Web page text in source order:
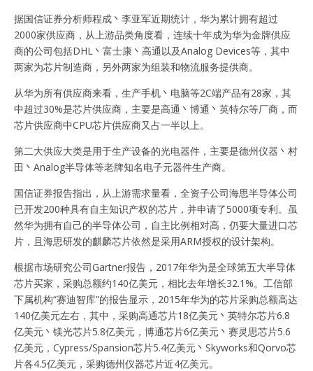
据国信证券分析师程成丶李亚军近期统计，华为累计拥有超过
2000家供应商，从上游品类角度看，连续十年成为华为金牌供应
商的公司包括DHL丶富士康丶高通以及Analog Devices等，其中
两家为芯片制造商，另外两家为组装和物流服务提供商。
从华为所有供应商来看，生产手机丶电脑等2C端产品有28家，其
中超过30%是芯片供应商，主要是高通丶博通丶英特尔等厂商，而
芯片供应商中CPU芯片供应商又占一半以上。
第二大供应大类是用于生产设备的光电器件，主要是德州仪器丶村
田丶Analog半导体等老牌知名电子元器件生产商。
国信证券报告指出，从上游需求量看，全资子公司海思半导体公司
已开发200种具有自主知识产权的芯片，并申请了5000项专利。虽
然华为拥有自己的半导体公司，自主比例相对高，仍要大量进口芯
片，且海思研发的麒麟芯片依然是采用ARM授权的设计架构。
根据市场研究公司Gartner报告，2017年华为是全球第五大半导体
芯片买家，采购总额约140亿美元，相比去年增长32.1%。工信部
下属机构“赛迪智库”的报告显示，2015年华为的芯片采购总额高达
140亿美元左右，其中，采购高通芯片18亿美元丶英特尔芯片6.8
亿美元丶镁光芯片5.8亿美元，博通芯片6亿美元丶赛灵思芯片5.6
亿美元，Cypress/Spansion芯片5.4亿美元丶Skyworks和Qorvo芯
片各4.5亿美元，采购德州仪器芯片近4亿美元。